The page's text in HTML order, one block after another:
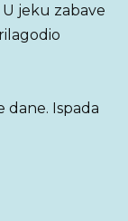
U jeku zabave
dane. Ispada